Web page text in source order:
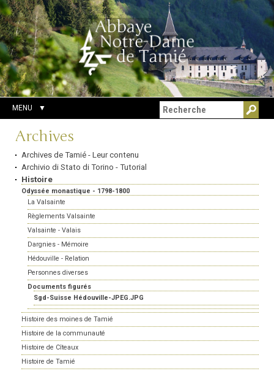
Aller
au
contenu.
|
Aller
à
la
navigation
Outils
personnels
Chercher par
Recherche
avancée…
MENU
Navigation
Archives
Archives de Tamié - Leur contenu
Archivio di Stato di Torino - Tutorial
Histoire
Odyssée monastique - 1798-1800
La Valsainte
Règlements Valsainte
Valsainte - Valais
Dargnies - Mémoire
Hédouville - Relation
Personnes diverses
Documents figurés
Sgd-Suisse Hédouville-JPEG.JPG
Histoire des moines de Tamié
Histoire de la communauté
Histoire de Cîteaux
Histoire de Tamié